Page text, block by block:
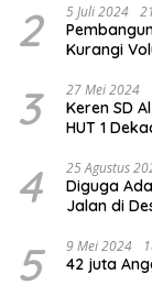
2 5 Juli 2024
Kurangi
3 27 Mei 2024
Keren SD
HUT 1
4 25 Agustus
Diguga
Jalan di
5 9 Mei 2024
42 juta